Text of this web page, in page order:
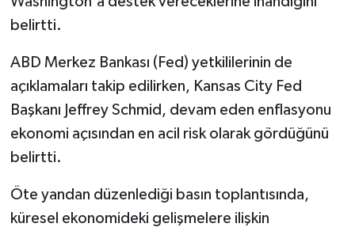
belirtti.
ABD Merkez Bankası (Fed) yetkililerinin de
açıklamaları takip edilirken, Kansas City Fed
Başkanı Jeffrey Schmid, devam eden enflasyonu
ekonomi açısından en acil risk olarak gördüğünü
belirtti.
Öte yandan düzenlediği basın toplantısında,
küresel ekonomideki gelişmelere ilişkin